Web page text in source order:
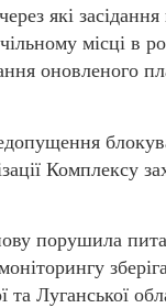
які
місці в
оновленого
Комплексу
порушила
та Луганської